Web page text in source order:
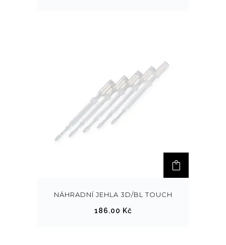
NÁHRADNÍ JEHLA 3D/BL TOUCH
186.00 Kč